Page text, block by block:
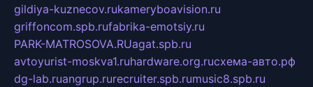
gildiya-kuznecov.rukameryboavision.ru
griffoncom.spb.rufabrika-emotsiy.ru
PARK-MATROSOVA.RUagat.spb.ru
avtoyurist-moskva1.ruhardware.org.ruсхема-авто.рф
dg-lab.ruangrup.rurecruiter.spb.rumusic8.spb.ru